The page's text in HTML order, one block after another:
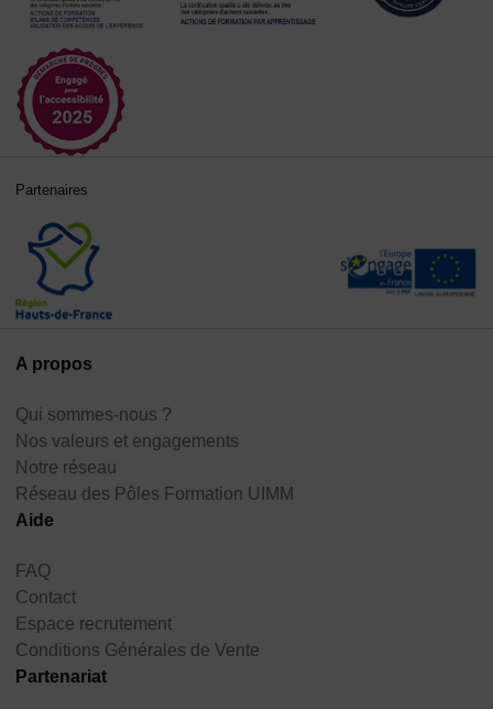
A propos
Qui sommes-nous ?
Nos valeurs et engagements
Notre réseau
Réseau des Pôles Formation UIMM
Aide
FAQ
Contact
Espace recrutement
Conditions Générales de Vente
Partenariat
Partenaires